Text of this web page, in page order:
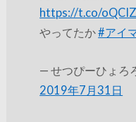
https://t.co/
やってたか#アイ
— せつぴーひょ
2019年7月31日